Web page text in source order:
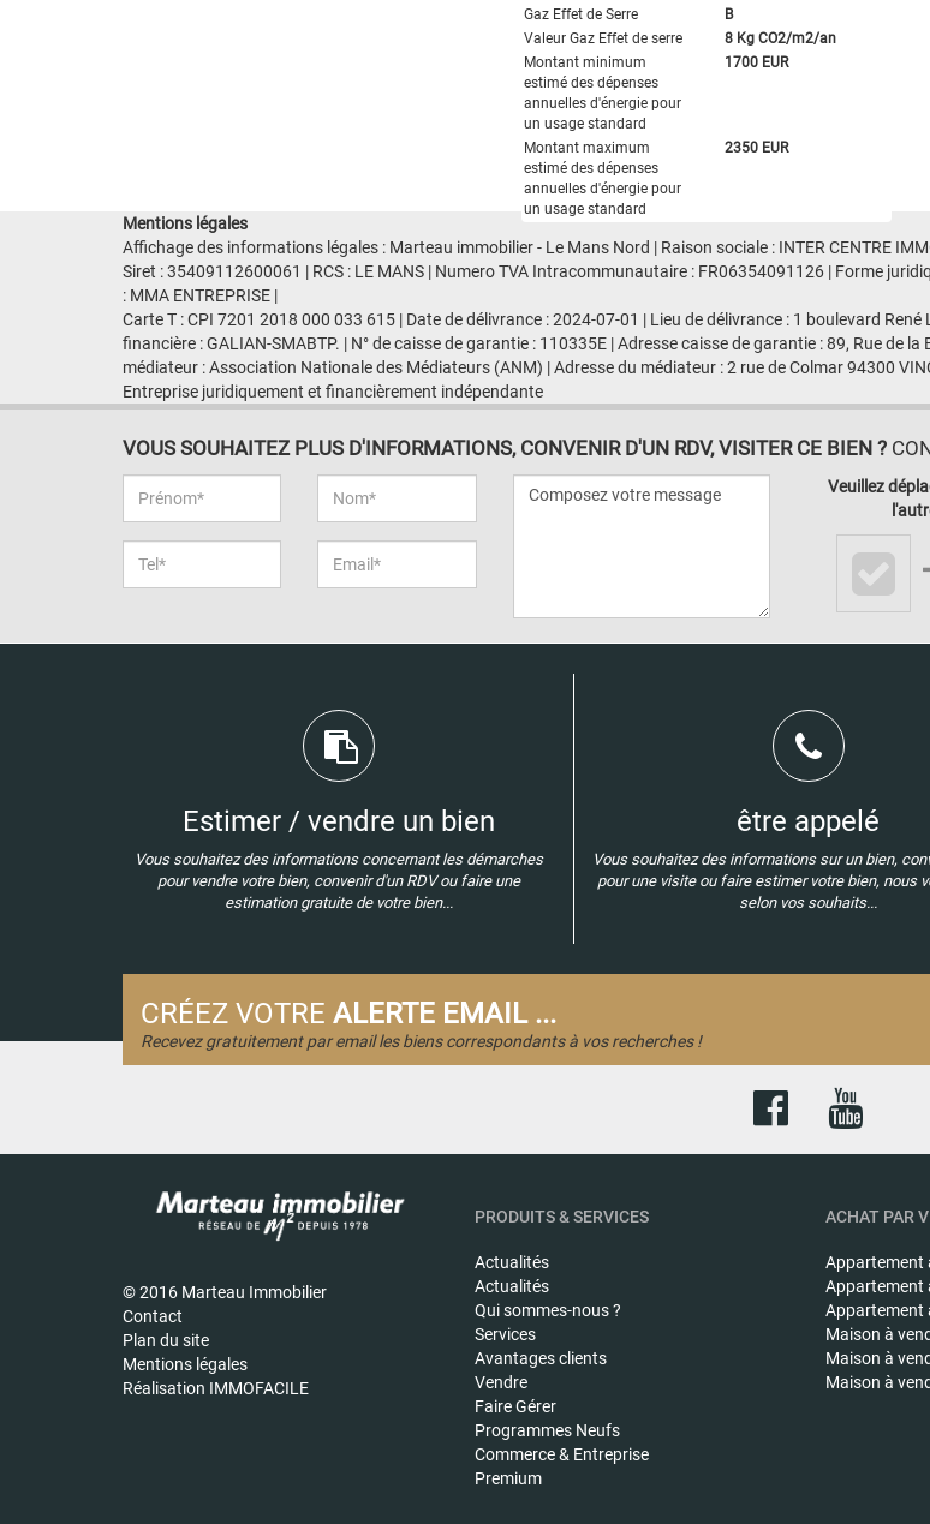
Gaz Effet de Serre
B
Valeur Gaz Effet de serre
8 Kg CO2/m2/an
Montant minimum
estimé des dépenses
annuelles d'énergie pour
un usage standard
1700 EUR
Montant maximum
estimé des dépenses
annuelles d'énergie pour
un usage standard
2350 EUR
Mentions légales
Affichage des informations légales : Marteau immobilier - Le Mans Nord | Raison sociale : INTER CENTRE
Siret : 35409112600061 | RCS : LE MANS | Numero TVA Intracommunautaire : FR06354091126 | Forme
: MMA ENTREPRISE |
Carte T : CPI 7201 2018 000 033 615 | Date de délivrance : 2024-07-01 | Lieu de délivrance : 1 boulevard
financière : GALIAN-SMABTP. | N° de caisse de garantie : 110335E | Adresse caisse de garantie : 89, Rue de
médiateur : Association Nationale des Médiateurs (ANM) | Adresse du médiateur : 2 rue de Colmar 94300
Entreprise juridiquement et financièrement indépendante
VOUS SOUHAITEZ PLUS D'INFORMATIONS, CONVENIR D'UN RDV, VISITER CE BIEN ?
Veuillez
Estimer / vendre un bien
Vous souhaitez des informations concernant les démarches
pour vendre votre bien, convenir d'un RDV ou faire une
estimation gratuite de votre bien...
être appelé
Vous souhaitez des informations sur un bien,
pour une visite ou faire estimer votre bien, nous
selon vos souhaits...
CRÉEZ VOTRE ALERTE EMAIL ...
Recevez gratuitement par email les biens correspondants à vos recherches !
© 2016 Marteau Immobilier
Contact
Plan du site
Mentions légales
Réalisation IMMOFACILE
PRODUITS & SERVICES
Actualités
Actualités
Qui sommes-nous ?
Services
Avantages clients
Vendre
Faire Gérer
Programmes Neufs
Commerce & Entreprise
Premium
ACHAT PAR
Appartement
Appartement
Appartement
Maison à
Maison à
Maison à